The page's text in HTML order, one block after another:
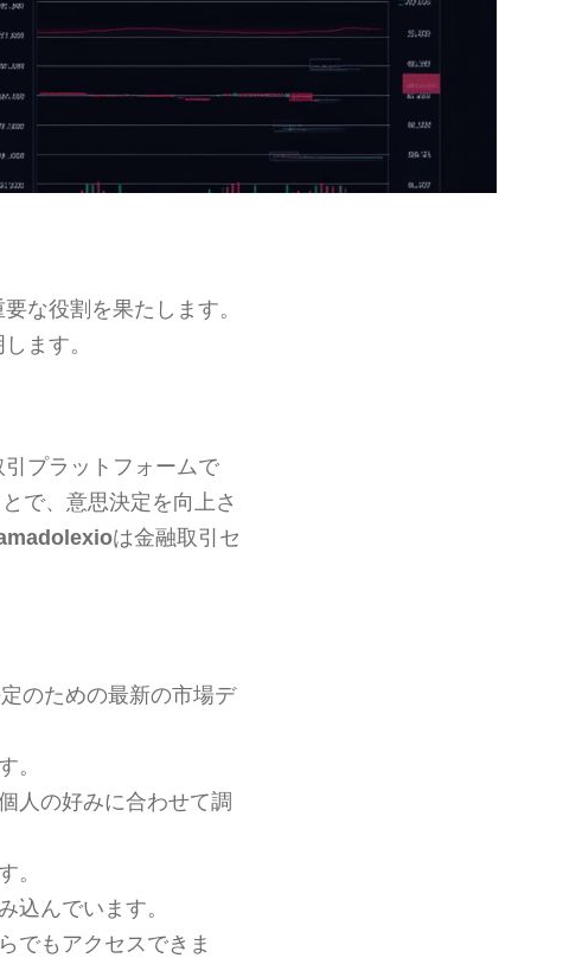
な役割を果たします。
ます。
プラットフォームで
で、意思決定を向上さ
は金融取引セ
のための最新の市場デ
。
人の好みに合わせて調
。
込んでいます。
でもアクセスできま